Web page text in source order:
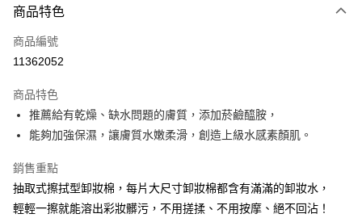
全家線上支付
超商取貨付款
運送方式
全家取貨付款
免運費
常溫-付款後全家取貨
免運費
商品特色
商品編號
11362052
商品特色
推薦給有乾燥、缺水問題的膚質，添加菸鹼醯胺，
能夠加強保濕，讓膚質水嫩柔滑，創造上級水感素顏肌。
銷售重點
抽取式擦拭型卸妝棉，每片大尺寸卸妝棉都含有滿滿的卸妝水，
輕輕一擦就能溶出彩妝髒污，不用搓揉、不用按摩、絕不回沾！